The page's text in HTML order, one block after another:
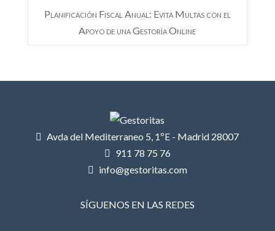
Planificación Fiscal Anual: Evita Multas con el
Apoyo de una Gestoría Online
 Avda del Mediterraneo 5, 1ºE - Madrid 28007
 911 78 75 76
 info@gestoritas.com
SÍGUENOS EN LAS REDES